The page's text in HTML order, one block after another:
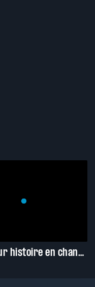
Les Denis : Leur histoire en chansons